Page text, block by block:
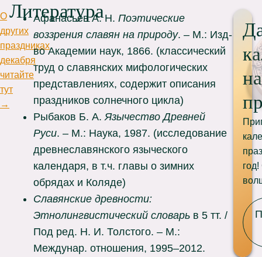
О
других
праздниках
декабря
читайте
тут
→
Литература
Афанасьев А. Н. Поэтические
воззрения славян на природу. – М.: Изд-
во Академии наук, 1866. (классический
труд о славянских мифологических
представлениях, содержит описания
праздников солнечного цикла)
Рыбаков Б. А.Язычество Древней
Руси. – М.: Наука, 1987. (исследование
древнеславянского языческого
календаря, в т.ч. главы о зимних
обрядах и Коляде)
Славянские древности:
Этнолингвистический словарь в 5 тт. /
Под ред. Н. И. Толстого. – М.:
Междунар. отношения, 1995–2012.